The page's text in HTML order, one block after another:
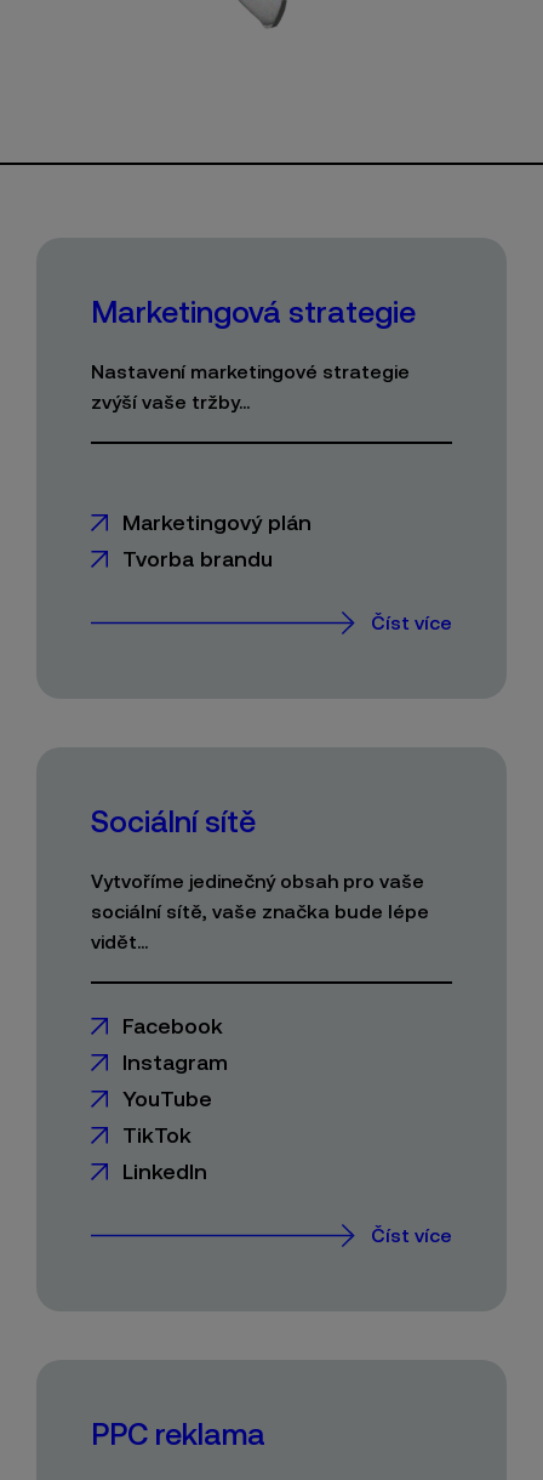
Marketingová strategie
Nastavení marketingové strategie
zvýší vaše tržby...
Marketingový plán
Tvorba brandu
Číst více
Sociální sítě
Vytvoříme jedinečný obsah pro vaše
sociální sítě, vaše značka bude lépe
vidět...
Facebook
Instagram
YouTube
TikTok
LinkedIn
Číst více
PPC reklama